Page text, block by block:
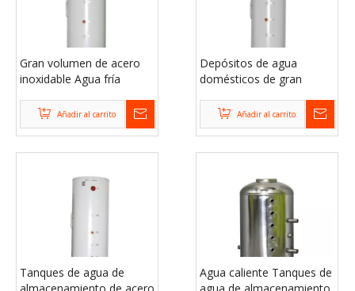
Gran volumen de acero
inoxidable Agua fría
de aguaAñadir al carrito
Depósitos de agua
domésticos de gran
Añadir al carrito
Tanques de agua de
Agua caliente Tanques de